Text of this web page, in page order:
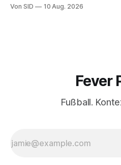
Von SID 10 Aug. 2026
Fever
Fußball.